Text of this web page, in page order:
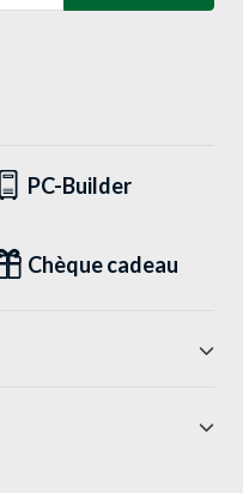
PC-Builder
Chèque cadeau